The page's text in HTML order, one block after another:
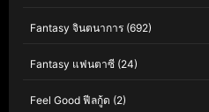
Fantasy จินตนาการ (692)
Fantasy แฟนตาซี (24)
Feel Good ฟีลกู้ด (2)